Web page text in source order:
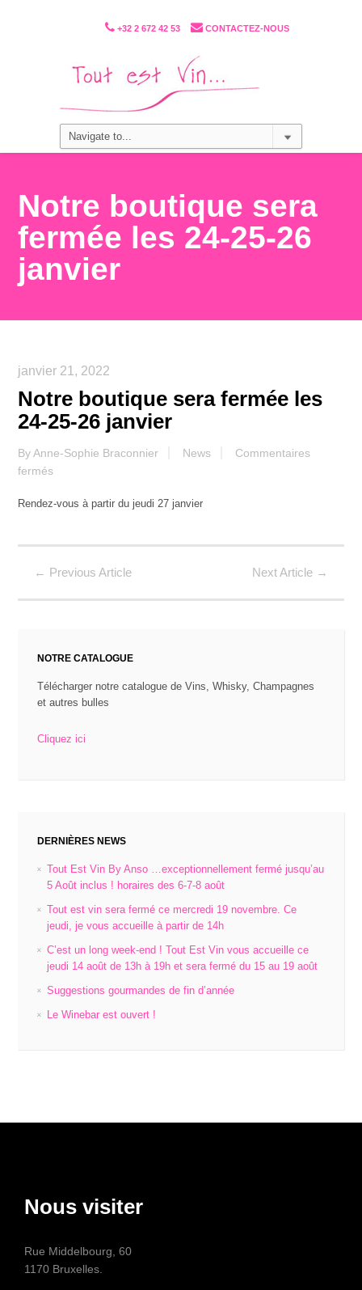
+32 2 672 42 53 CONTACTEZ-NOUS
Notre boutique sera
fermée les 24-25-26
janvier
janvier 21, 2022
Notre boutique sera fermée les
24-25-26 janvier
ByAnne-Sophie Braconnier News
Commentaires
ferméssur
boutique
24-
Rendez-vous à partir du jeudi 27 janvier
← Previous Article Next Article →
NOTRE CATALOGUE
Télécharger notre catalogue de Vins, Whisky, Champagnes
et autres bulles
Cliquez ici
DERNIÈRES NEWS
Tout Est Vin By Anso …exceptionnellement fermé jusqu’au
5 Août inclus ! horaires des 6-7-8 août
Tout est vin sera fermé ce mercredi 19 novembre. Ce
jeudi, je vous accueille à partir de 14h
C’est un long week-end ! Tout Est Vin vous accueille ce
jeudi 14 août de 13h à 19h et sera fermé du 15 au 19 août
Suggestions gourmandes de fin d’année
Le Winebar est ouvert !
Nous visiter
Rue Middelbourg, 60
1170 Bruxelles.